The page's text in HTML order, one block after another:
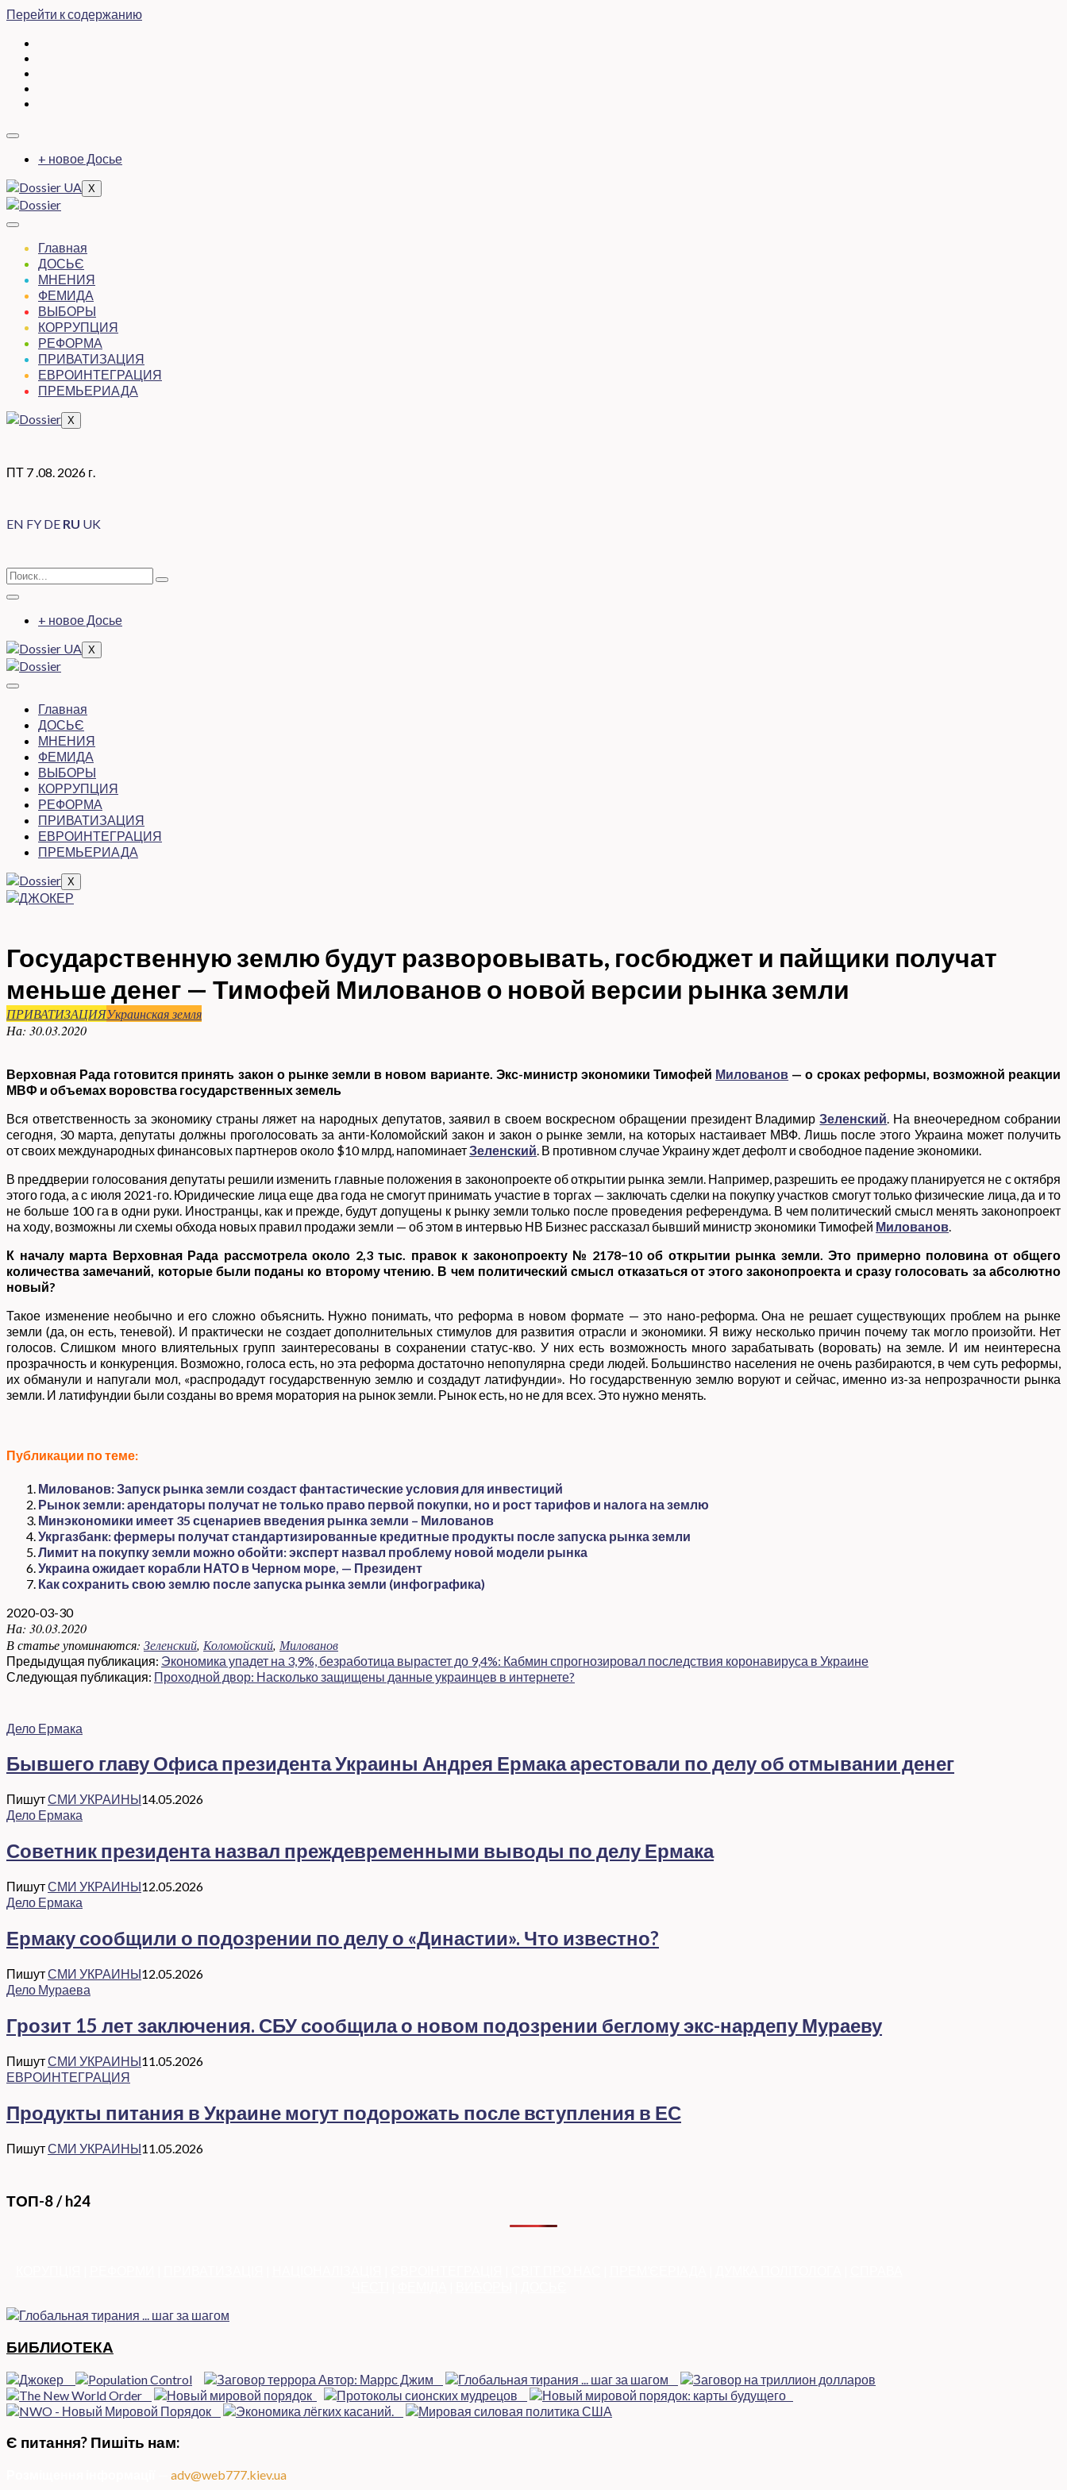
Перейти к содержанию
+ новое Досье
X
Главная
ДОСЬЄ
МНЕНИЯ
ФЕМИДА
ВЫБОРЫ
КОРРУПЦИЯ
РЕФОРМА
ПРИВАТИЗАЦИЯ
ЕВРОИНТЕГРАЦИЯ
ПРЕМЬЕРИАДА
X
ПТ 7 .08. 2026 г.
EN FY DE RU UK
+ новое Досье
X
Главная
ДОСЬЄ
МНЕНИЯ
ФЕМИДА
ВЫБОРЫ
КОРРУПЦИЯ
РЕФОРМА
ПРИВАТИЗАЦИЯ
ЕВРОИНТЕГРАЦИЯ
ПРЕМЬЕРИАДА
X
Государственную землю будут разворовывать, госбюджет и пайщики получат
меньше денег — Тимофей Милованов о новой версии рынка земли
ПРИВАТИЗАЦИЯУкраинская земля
На: 30.03.2020
Верховная Рада готовится принять закон о рынке земли в новом варианте. Экс-министр экономики Тимофей Милованов — о сроках реформы, возможной реакции
МВФ и объемах воровства государственных земель
Вся ответственность за экономику страны ляжет на народных депутатов, заявил в своем воскресном обращении президент ВладимирЗеленский. На внеочередном собрании
сегодня, 30 марта, депутаты должны проголосовать за анти-Коломойский закон и закон о рынке земли, на которых настаивает МВФ. Лишь после этого Украина может получить
от своих международных финансовых партнеров около $10 млрд, напоминаетЗеленский. В противном случае Украину ждет дефолт и свободное падение экономики.
В преддверии голосования депутаты решили изменить главные положения в законопроекте об открытии рынка земли. Например, разрешить ее продажу планируется не с октября
этого года, а с июля 2021-го. Юридические лица еще два года не смогут принимать участие в торгах — заключать сделки на покупку участков смогут только физические лица, да и то
не больше 100 га в одни руки. Иностранцы, как и прежде, будут допущены к рынку земли только после проведения референдума. В чем политический смысл менять законопроект
на ходу, возможны ли схемы обхода новых правил продажи земли — об этом в интервью НВ Бизнес рассказал бывший министр экономики Тимофей Милованов.
К началу марта Верховная Рада рассмотрела около 2,3 тыс. правок к законопроекту № 2178−10 об открытии рынка земли. Это примерно половина от общего
количества замечаний, которые были поданы ко второму чтению. В чем политический смысл отказаться от этого законопроекта и сразу голосовать за абсолютно
новый?
Такое изменение необычно и его сложно объяснить. Нужно понимать, что реформа в новом формате — это нано-реформа. Она не решает существующих проблем на рынке
земли (да, он есть, теневой). И практически не создает дополнительных стимулов для развития отрасли и экономики. Я вижу несколько причин почему так могло произойти. Нет
голосов. Слишком много влиятельных групп заинтересованы в сохранении статус-кво. У них есть возможность много зарабатывать (воровать) на земле. И им неинтересна
прозрачность и конкуренция. Возможно, голоса есть, но эта реформа достаточно непопулярна среди людей. Большинство населения не очень разбираются, в чем суть реформы,
их обманули и напугали мол, «распродадут государственную землю и создадут латифундии». Но государственную землю воруют и сейчас, именно из-за непрозрачности рынка
земли. И латифундии были созданы во время моратория на рынок земли. Рынок есть, но не для всех. Это нужно менять.
Публикации по теме:
Милованов: Запуск рынка земли создаст фантастические условия для инвестиций
Рынок земли: арендаторы получат не только право первой покупки, но и рост тарифов и налога на землю
Минэкономики имеет 35 сценариев введения рынка земли – Милованов
Укргазбанк: фермеры получат стандартизированные кредитные продукты после запуска рынка земли
Лимит на покупку земли можно обойти: эксперт назвал проблему новой модели рынка
Украина ожидает корабли НАТО в Черном море, — Президент
Как сохранить свою землю после запуска рынка земли (инфографика)
2020-03-30
На: 30.03.2020
В статье упоминаются: Зеленский, Коломойский, Милованов
Предыдущая публикация: Экономика упадет на 3,9%, безработица вырастет до 9,4%: Кабмин спрогнозировал последствия коронавируса в Украине
Следующая публикация: Проходной двор: Насколько защищены данные украинцев в интернете?
Дело Ермака
Бывшего главу Офиса президента Украины Андрея Ермака арестовали по делу об отмывании денег
ПишутСМИ УКРАИНЫ14.05.2026
Дело Ермака
Советник президента назвал преждевременными выводы по делу Ермака
ПишутСМИ УКРАИНЫ12.05.2026
Дело Ермака
Ермаку сообщили о подозрении по делу о «Династии». Что известно?
ПишутСМИ УКРАИНЫ12.05.2026
Дело Мураева
Грозит 15 лет заключения. СБУ сообщила о новом подозрении беглому экс-нардепу Мураеву
ПишутСМИ УКРАИНЫ11.05.2026
ЕВРОИНТЕГРАЦИЯ
Продукты питания в Украине могут подорожать после вступления в ЕС
ПишутСМИ УКРАИНЫ11.05.2026
ТОП-8 / h24
БИБЛИОТЕКА
Є питання? Пишіть нам:
adv@web777.kiev.ua